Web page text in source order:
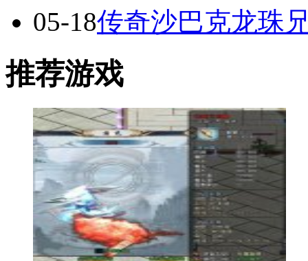
05-18传奇沙巴克龙珠
推荐游戏